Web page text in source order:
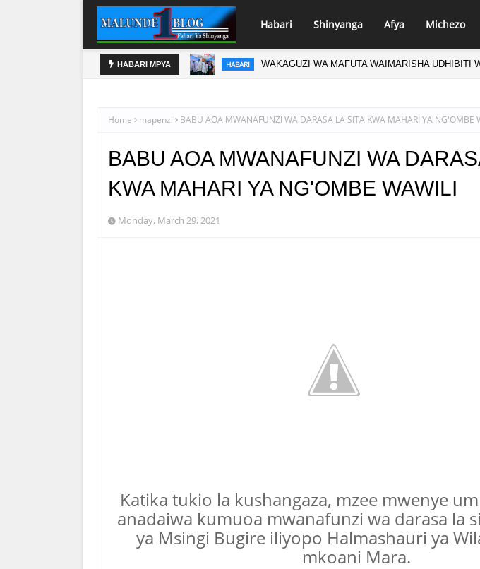
Habari Shinyanga Afya Michezo
HABARI MPYA
HABARI
Home mapenzi BABU AOA MWANAFUNZI WA DARASA LA SITA KWA MAHARI YA NG'OMBE
BABU AOA MWANAFUNZI WA
KWA MAHARI YA NG'OMBE WAWILI
Monday, March 29, 2021
Katika tukio la kushangaza, mzee mwenye
anadaiwa kumuoa mwanafunzi wa darasa la
ya Msingi Bugire iliyopo Halmashauri ya
mkoani Mara.